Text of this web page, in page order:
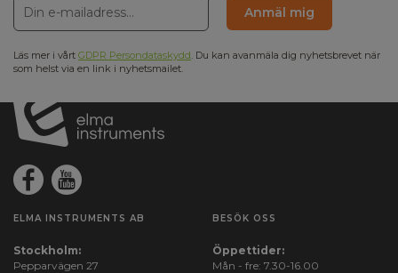
Anmäl mig
Läs mer i vårt GDPR Persondataskydd. Du kan avanmäla dig nyhetsbrevet när
som helst via en link i nyhetsmailet.
ELMA INSTRUMENTS AB
Stockholm:
Pepparvägen 27
BESÖK OSS
Öppettider:
Mån - fre: 7.30-16.00